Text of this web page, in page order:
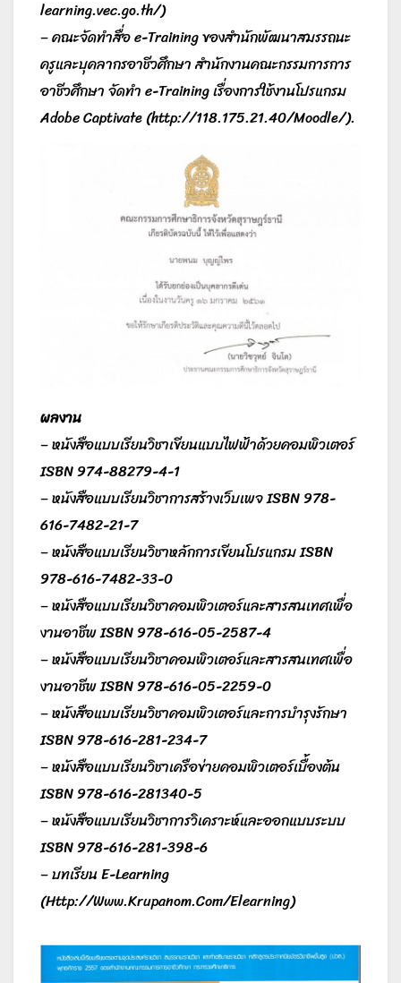
learning.vec.go.th/)
– คณะจัดทำสื่อ e-Training ของสำนักพัฒนาสมรรถนะ
ครูและบุคลากรอาชีวศึกษา สำนักงานคณะกรรมการการ
อาชีวศึกษา จัดทำ e-Training เรื่องการใช้งานโปรแกรม
Adobe Captivate (http://118.175.21.40/Moodle/).
ผลงาน
– หนังสือแบบเรียนวิชาเขียนแบบไฟฟ้าด้วยคอมพิวเตอร์
ISBN 974-88279-4-1
– หนังสือแบบเรียนวิชาการสร้างเว็บเพจ ISBN 978-
616-7482-21-7
– หนังสือแบบเรียนวิชาหลักการเขียนโปรแกรม ISBN
978-616-7482-33-0
– หนังสือแบบเรียนวิชาคอมพิวเตอร์และสารสนเทศเพื่อ
งานอาชีพ ISBN 978-616-05-2587-4
– หนังสือแบบเรียนวิชาคอมพิวเตอร์และสารสนเทศเพื่อ
งานอาชีพ ISBN 978-616-05-2259-0
– หนังสือแบบเรียนวิชาคอมพิวเตอร์และการบำรุงรักษา
ISBN 978-616-281-234-7
– หนังสือแบบเรียนวิชาเครือข่ายคอมพิวเตอร์เบื้องต้น
ISBN 978-616-281340-5
– หนังสือแบบเรียนวิชาการวิเคราะห์และออกแบบระบบ
ISBN 978-616-281-398-6
– บทเรียน E-Learning
(Http://Www.Krupanom.Com/Elearning)